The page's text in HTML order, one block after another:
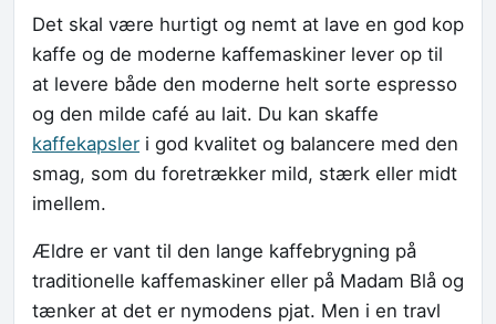
Det skal være hurtigt og nemt at lave en god kop
kaffe og de moderne kaffemaskiner lever op til
at levere både den moderne helt sorte espresso
og den milde café au lait. Du kan skaffe
kaffekapsler i god kvalitet og balancere med den
smag, som du foretrækker mild, stærk eller midt
imellem.
Ældre er vant til den lange kaffebrygning på
traditionelle kaffemaskiner eller på Madam Blå og
tænker at det er nymodens pjat. Men i en travl